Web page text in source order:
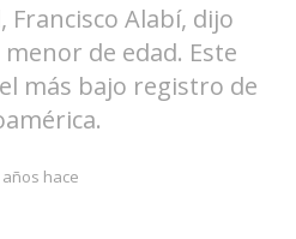
Francisco Alabí, dijo
de edad. Este
más bajo registro de
años hace